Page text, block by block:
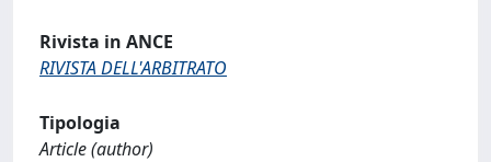
Rivista in ANCE
RIVISTA DELL'ARBITRATO
Tipologia
Article (author)